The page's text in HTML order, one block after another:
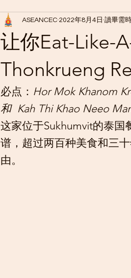
让你Eat-Like-
Thonkrueng
ASEANCEC 2022年8月4日 讀畢需
必点： Hor Mok Khanom
和  Kah Thi Khao Neeo
这家位于Sukhumvit的泰国
谱，超过两百种美食和三
由。